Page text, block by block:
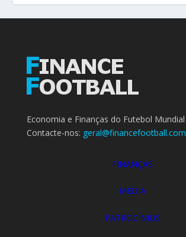
Economia e Finanças do Futebol Mundial
Contacte-nos: geral@financefootball.com
FINANÇAS
MEDIA
PATROCÍNIOS